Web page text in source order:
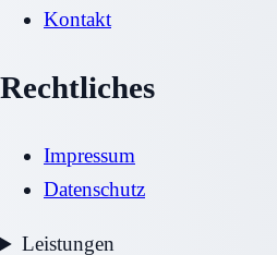
Kontakt
Rechtliches
Impressum
Datenschutz
Leistungen